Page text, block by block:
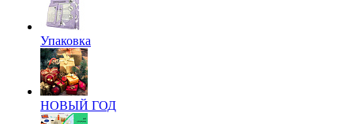
Упаковка
НОВЫЙ ГОД